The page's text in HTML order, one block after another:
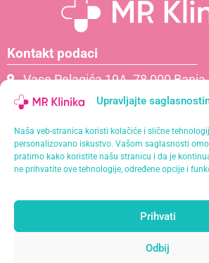
Upravljajte
Naša veb-stranica koristi kolačiće i slične
personalizovano iskustvo. Vašom saglasnosti
pratimo kako koristite našu stranicu i da je
ne prihvatite ove tehnologije, određene opcije i
Prihvati
Odbij
Naša misija je pružiti
najvišim standardima kvalitete u
Kontakt podaci
Vase Pelagića 19A, 78 000 Banja
066 061 000
info@mrklinika.ba
Politika privatnosti